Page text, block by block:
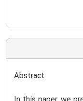
Abstract